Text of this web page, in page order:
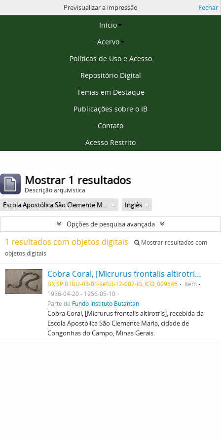
Página inicial
Início
Acervo
Políticas de Uso e Acesso
Repositório Digital
Temas em Destaque
Publicações sobre o IB
Contato
Acesso Restrito
Previsualizar a impressão Fechar
Mostrar 1 resultados
Descrição arquivística
Escola Apostólica São Clemente Maria Inglês
Opções de pesquisa avançada
1 resultados com objetos digitais
Mostrar resultados com
objetos digitais
Cobra Coral, [Micrurus frontalis altirotris], recebida da Escola Apostólica São Clemente Maria, cidade de Congonhas do Campo, Minas Gerais.
BR SPIB IBU-03-01-sefot-12-007-IB_ICO_009646
Item
1956-04-20 - 1956-05-10
Parte de Fundo Instituto Butantan
Cobra Coral, [Micrurus frontalis altirotris], recebida da
Escola Apostólica São Clemente Maria, cidade de
Congonhas do Campo, Minas Gerais.